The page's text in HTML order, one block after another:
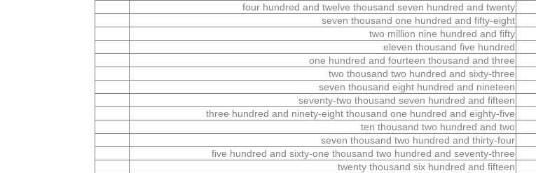
four hundred and twelve thousand seven hundred and twenty
seven thousand one hundred and fifty-eight
two million nine hundred and fifty
eleven thousand five hundred
one hundred and fourteen thousand and three
two thousand two hundred and sixty-three
seven thousand eight hundred and nineteen
seventy-two thousand seven hundred and fifteen
three hundred and ninety-eight thousand one hundred and eighty-five
ten thousand two hundred and two
seven thousand two hundred and thirty-four
five hundred and sixty-one thousand two hundred and seventy-three
twenty thousand six hundred and fifteen